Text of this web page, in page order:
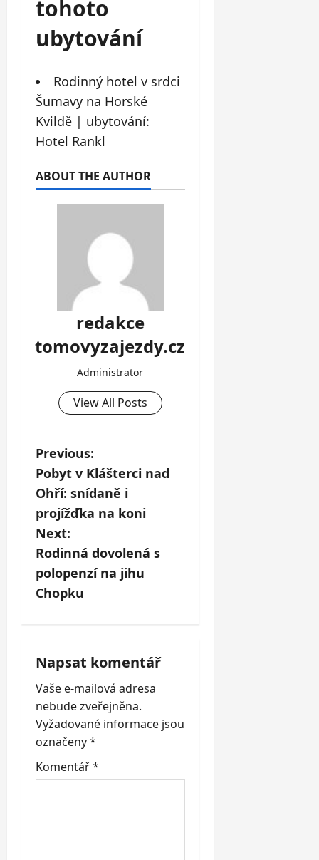
tohoto
ubytování
Rodinný hotel v srdci
Šumavy na Horské
Kvildě | ubytování:
Hotel Rankl
ABOUT THE AUTHOR
redakce
tomovyzajezdy.cz
Administrator
View All Posts
P
o
s
t
n
a
i
g
a
t
i
Previous:
Pobyt v Klášterci nad
Ohří: snídaně i
projížďka na koni
Next:
Rodinná dovolená s
polopenzí na jihu
Chopku
Napsat komentář
Vaše e-mailová adresa
nebude zveřejněna.
Vyžadované informace jsou
označeny*
Komentář*